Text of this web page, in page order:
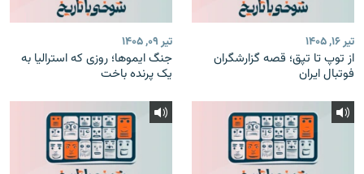
تیر ۱۶, ۱۴۰۵
از توپ تا تپق؛ قصه گزارشگران
فوتبال ایران
تیر ۰۹, ۱۴۰۵
جنگ ایموها؛ روزی که استرالیا به
یک پرنده باخت